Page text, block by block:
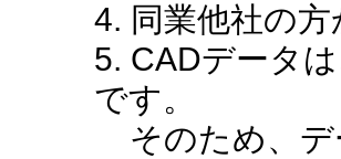
4. 同業他社の
5. CADデータ
です。
そのため、デ